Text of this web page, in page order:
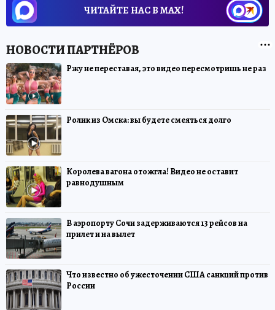
ЧИТАЙТЕ НАС В МАХ!
Ржу не переставая, это видео пересмотришь не раз
Ролик из Омска: вы будете смеяться долго
Королева вагона отожгла! Видео не оставит
равнодушным
В аэропорту Сочи задерживаются 13 рейсов на
прилет и на вылет
Что известно об ужесточении США санкций против
России